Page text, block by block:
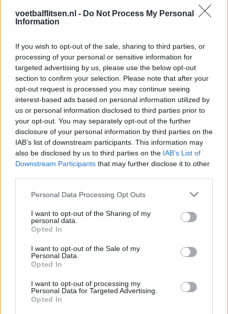
voetbalflitsen.nl - Do Not Process My Personal
Information
If you wish to opt-out of the sale, sharing to third parties, or
processing of your personal or sensitive information for
targeted advertising by us, please use the below opt-out
section to confirm your selection. Please note that after your
opt-out request is processed you may continue seeing
interest-based ads based on personal information utilized by
us or personal information disclosed to third parties prior to
your opt-out. You may separately opt-out of the further
disclosure of your personal information by third parties on the
IAB’s list of downstream participants. This information may
also be disclosed by us to third parties on the IAB’s List of
Downstream Participants that may further disclose it to other
Personal Data Processing Opt Outs
I want to opt-out of the Sharing of my
personal data.
Opted In
I want to opt-out of the Sale of my
Personal Data.
Opted In
I want to opt-out of processing my
Personal Data for Targeted Advertising.
Opted In
Givairo Read
€16,00 mln.
Quilindschy Hartman
Jakub Moder
€12,00 mln.
In-beom Hwang
€10,00 mln.
Ibrahim Osman
€10,00 mln.
Ayase Ueda
€8,00 mln.
Thomas Beelen
€8,00 mln.
Hugo Bueno
€8,00 mln.
Gijs Smal
€7,00 mln.
Calvin Stengs
€7,00 mln.
Jordan Lotomba
€6,50 mln.
Timon Wellenreuther
€6,00 mln.
Justin Bijlow
€5,00 mln.
Ramiz Zerrouki
€5,00 mln.
Julián Carranza
€5,00 mln.
Oussama Targhalline
€4,00 mln.
Luka Ivanušec
Facundo González
€3,00 mln.
Gernot Trauner
€2,50 mln.
Stéphano Carrillo
€2,50 mln.
Bart Nieuwkoop
Plamen Andreev
€1,50 mln.
Chris-Kévin Nadje
Shiloh 't Zand
Zepiqueno Redmond
€800.000
Aymen Sliti
€750.000
Liam Bossin